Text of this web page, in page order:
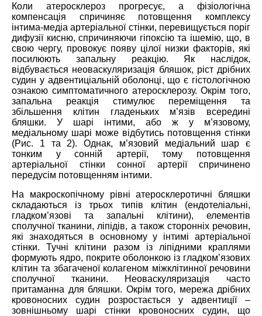
Коли атеросклероз прогресує, а фізіологічна
компенсація спричиняє потовщення комплексу
інтима-медіа артеріальної стінки, перевищується поріг
дифузії кисню, спричиняючи гіпоксію та ішемію, що, в
свою чергу, провокує появу цілої низки факторів, які
посилюють запальну реакцію. Як наслідок,
відбувається неоваскуляризація бляшок, ріст дрібних
судин у адвентиціальній оболонці, що є гістологічною
ознакою симптоматичного атеросклерозу. Окрім того,
запальна реакція стимулює переміщення та
збільшення клітин гладеньких м’язів всередині
бляшки. У шарі інтими, або ж у м’язовому,
медіальному шарі може відбутись потовщення стінки
(Рис. 1 та 2). Однак, м’язовий медіальний шар є
тонким у сонній артерії, тому потовщення
артеріальної стінки сонної артерії спричинено
передусім потовщенням інтими.
На макроскопічному рівні атеросклеротичні бляшки
складаються із трьох типів клітин (ендотеліальні,
гладком’язові та запальні клітини), елементів
сполучної тканини, ліпідів, а також сторонніх речовин,
які знаходяться в основному у інтимі артеріальної
стінки. Тучні клітини разом із ліпідними краплями
формують ядро, покрите оболонкою із гладком’язових
клітин та збагаченої колагеном міжклітинної речовини
сполучної тканини. Неоваскуляризація часто
притаманна для бляшки. Окрім того, мережа дрібних
кровоносних судин розростається у адвентиції –
зовнішньому шарі стінки кровоносних судин, що